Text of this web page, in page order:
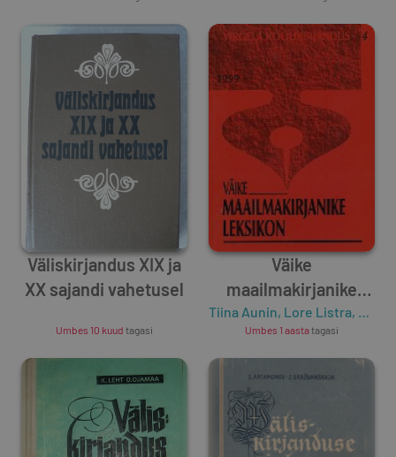
Väliskirjandus XIX ja
XX sajandi vahetusel
Umbes 10 kuud tagasi
Väike
maailmakirjanike
leksikon
Tiina Aunin, Lore Listra,
Umbes 1 aastatagasi